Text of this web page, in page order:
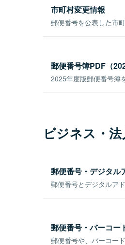
市町村変更情報
郵便番号を公表した市
郵便番号簿PDF（
2025年度版郵便番号簿
ビジネス・
郵便番号・デジタル
郵便番号とデジタルア
郵便番号・バーコー
郵便番号や、バーコー